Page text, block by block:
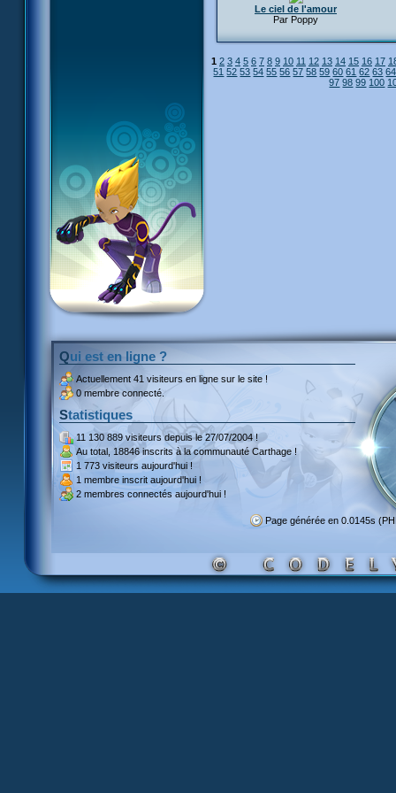
Le ciel de l'amour
Par Poppy
1 2 3 4 5 6 7 8 9 10 11 12 13 14 15 16 17
51 52 53 54 55 56 57 58 59 60 61 62 63 64
97 98 99 100
Qui est en ligne ?
Actuellement 41 visiteurs en ligne sur le site !
0 membre connecté.
Statistiques
11 130 889 visiteursdepuis le 27/07/2004 !
Au total, 18846 inscritsà la communauté Carthage !
1 773 visiteurs aujourd'hui !
1 membre inscrit aujourd'hui !
2 membres connectés aujourd'hui !
Page générée en 0.0145s